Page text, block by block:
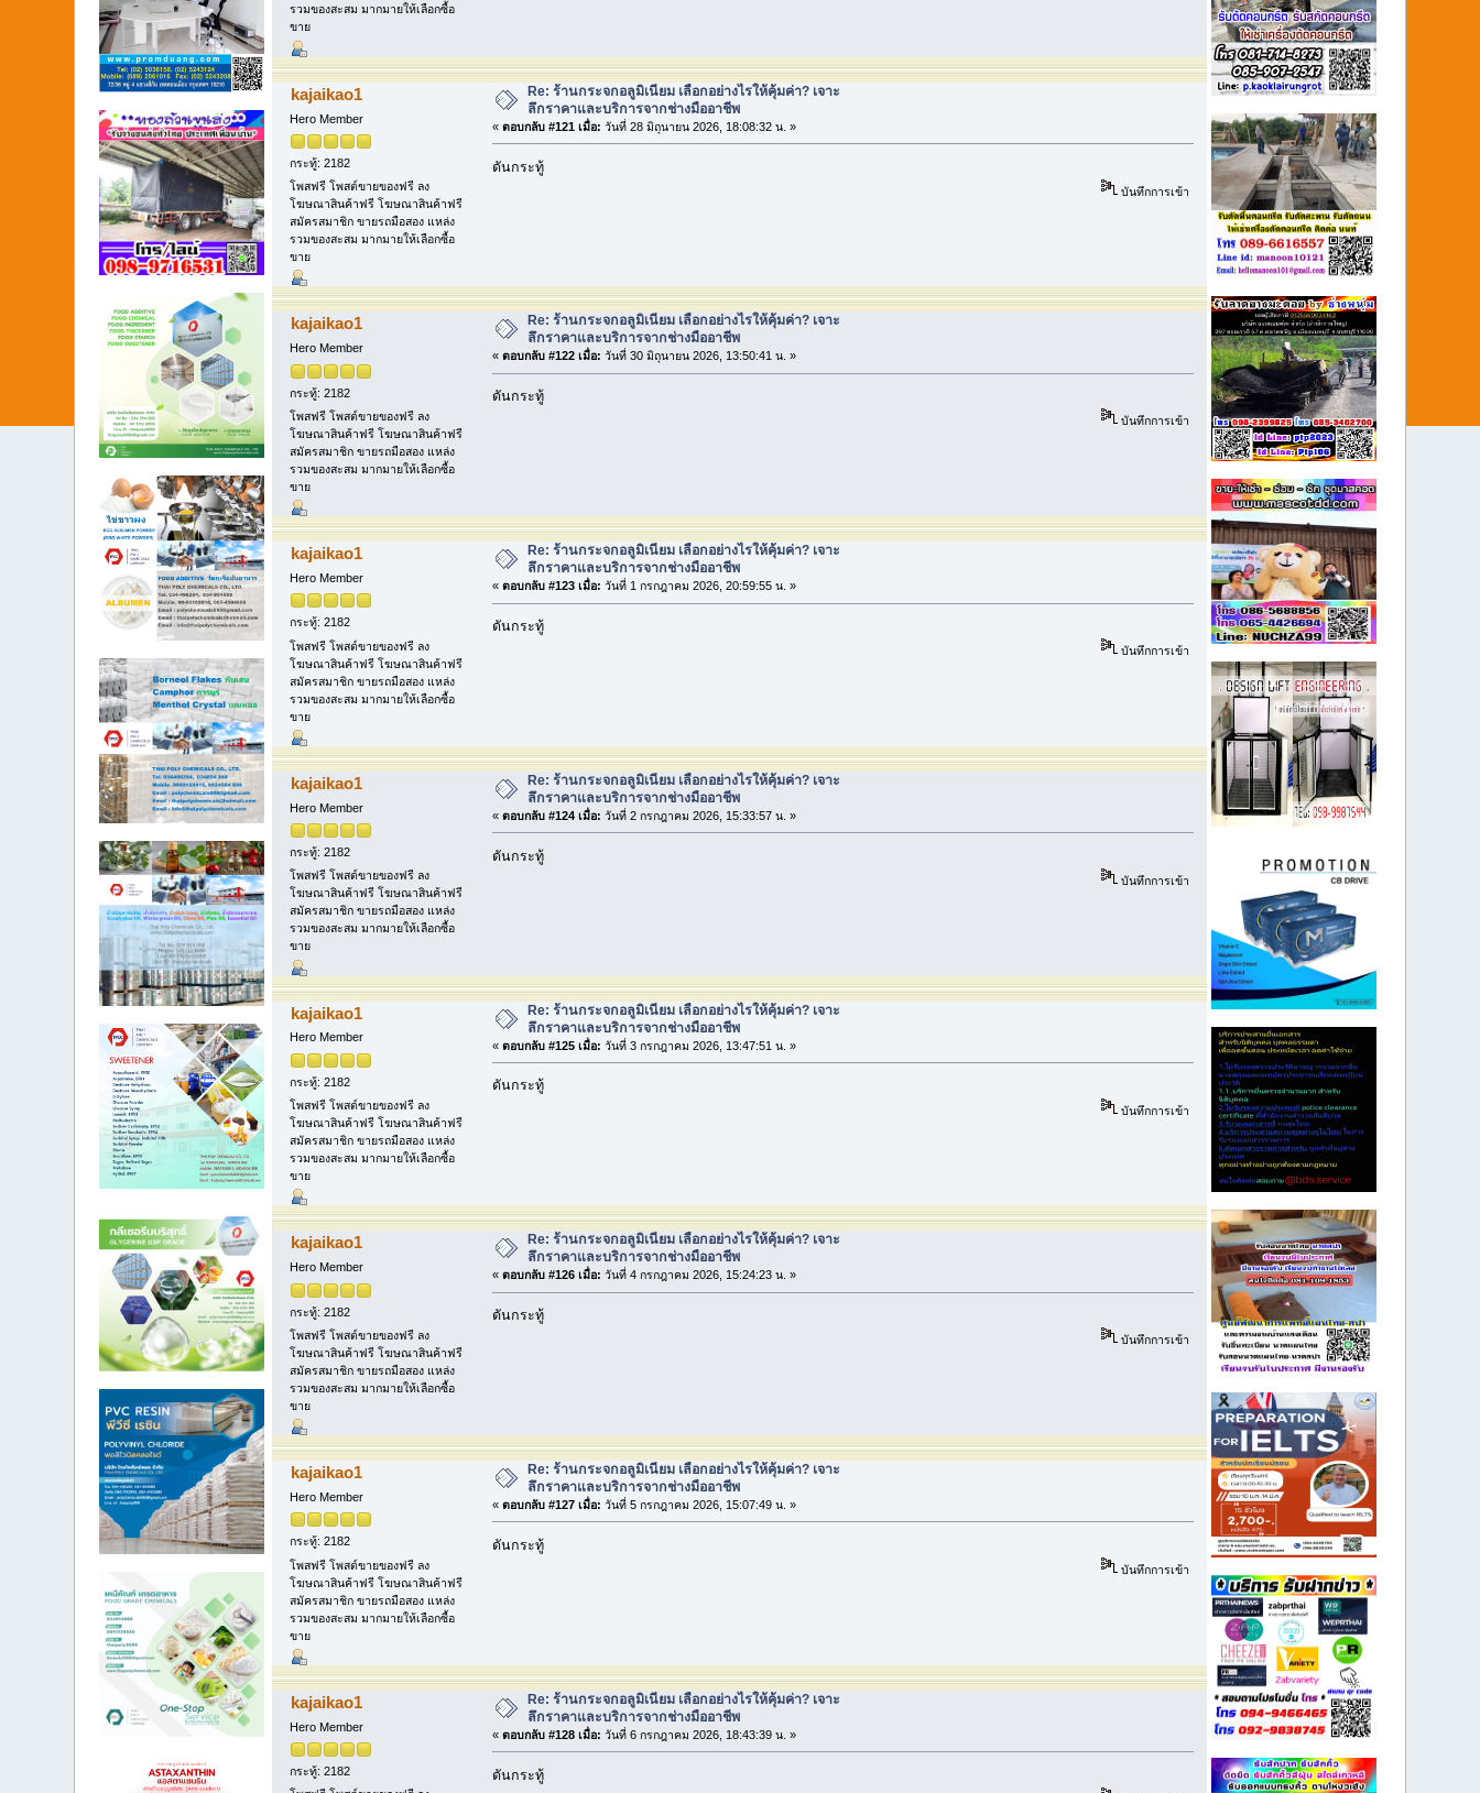
รวมของสะสม มากมายให้เลือกซื้อ
ขาย
kajaikao1
Hero Member
กระทู้: 2182
โพสฟรี โพสต์ขายของฟรี ลง
โฆษณาสินค้าฟรี โฆษณาสินค้าฟรี
สมัครสมาชิก ขายรถมือสอง แหล่ง
รวมของสะสม มากมายให้เลือกซื้อ
ขาย
Re: ร้านกระจกอลูมิเนียม เลือกอย่างไรให้คุ้มค่า? เจาะ
ลึกราคาและบริการจากช่างมืออาชีพ
« ตอบกลับ #121 เมื่อ: วันที่ 28 มิถุนายน 2026, 18:08:32 น. »
ดันกระทู้
บันทึกการเข้า
kajaikao1
Hero Member
กระทู้: 2182
โพสฟรี โพสต์ขายของฟรี ลง
โฆษณาสินค้าฟรี โฆษณาสินค้าฟรี
สมัครสมาชิก ขายรถมือสอง แหล่ง
รวมของสะสม มากมายให้เลือกซื้อ
ขาย
Re: ร้านกระจกอลูมิเนียม เลือกอย่างไรให้คุ้มค่า? เจาะ
ลึกราคาและบริการจากช่างมืออาชีพ
« ตอบกลับ #122 เมื่อ: วันที่ 30 มิถุนายน 2026, 13:50:41 น. »
ดันกระทู้
บันทึกการเข้า
kajaikao1
Hero Member
กระทู้: 2182
โพสฟรี โพสต์ขายของฟรี ลง
โฆษณาสินค้าฟรี โฆษณาสินค้าฟรี
สมัครสมาชิก ขายรถมือสอง แหล่ง
รวมของสะสม มากมายให้เลือกซื้อ
ขาย
Re: ร้านกระจกอลูมิเนียม เลือกอย่างไรให้คุ้มค่า? เจาะ
ลึกราคาและบริการจากช่างมืออาชีพ
« ตอบกลับ #123 เมื่อ: วันที่ 1 กรกฎาคม 2026, 20:59:55 น. »
ดันกระทู้
บันทึกการเข้า
kajaikao1
Hero Member
กระทู้: 2182
โพสฟรี โพสต์ขายของฟรี ลง
โฆษณาสินค้าฟรี โฆษณาสินค้าฟรี
สมัครสมาชิก ขายรถมือสอง แหล่ง
รวมของสะสม มากมายให้เลือกซื้อ
ขาย
Re: ร้านกระจกอลูมิเนียม เลือกอย่างไรให้คุ้มค่า? เจาะ
ลึกราคาและบริการจากช่างมืออาชีพ
« ตอบกลับ #124 เมื่อ: วันที่ 2 กรกฎาคม 2026, 15:33:57 น. »
ดันกระทู้
บันทึกการเข้า
kajaikao1
Hero Member
กระทู้: 2182
โพสฟรี โพสต์ขายของฟรี ลง
โฆษณาสินค้าฟรี โฆษณาสินค้าฟรี
สมัครสมาชิก ขายรถมือสอง แหล่ง
รวมของสะสม มากมายให้เลือกซื้อ
ขาย
Re: ร้านกระจกอลูมิเนียม เลือกอย่างไรให้คุ้มค่า? เจาะ
ลึกราคาและบริการจากช่างมืออาชีพ
« ตอบกลับ #125 เมื่อ: วันที่ 3 กรกฎาคม 2026, 13:47:51 น. »
ดันกระทู้
บันทึกการเข้า
kajaikao1
Hero Member
กระทู้: 2182
โพสฟรี โพสต์ขายของฟรี ลง
โฆษณาสินค้าฟรี โฆษณาสินค้าฟรี
สมัครสมาชิก ขายรถมือสอง แหล่ง
รวมของสะสม มากมายให้เลือกซื้อ
ขาย
Re: ร้านกระจกอลูมิเนียม เลือกอย่างไรให้คุ้มค่า? เจาะ
ลึกราคาและบริการจากช่างมืออาชีพ
« ตอบกลับ #126 เมื่อ: วันที่ 4 กรกฎาคม 2026, 15:24:23 น. »
ดันกระทู้
บันทึกการเข้า
kajaikao1
Hero Member
กระทู้: 2182
โพสฟรี โพสต์ขายของฟรี ลง
โฆษณาสินค้าฟรี โฆษณาสินค้าฟรี
สมัครสมาชิก ขายรถมือสอง แหล่ง
รวมของสะสม มากมายให้เลือกซื้อ
ขาย
Re: ร้านกระจกอลูมิเนียม เลือกอย่างไรให้คุ้มค่า? เจาะ
ลึกราคาและบริการจากช่างมืออาชีพ
« ตอบกลับ #127 เมื่อ: วันที่ 5 กรกฎาคม 2026, 15:07:49 น. »
ดันกระทู้
บันทึกการเข้า
kajaikao1
Hero Member
กระทู้: 2182
Re: ร้านกระจกอลูมิเนียม เลือกอย่างไรให้คุ้มค่า? เจาะ
ลึกราคาและบริการจากช่างมืออาชีพ
« ตอบกลับ #128 เมื่อ: วันที่ 6 กรกฎาคม 2026, 18:43:39 น. »
ดันกระทู้